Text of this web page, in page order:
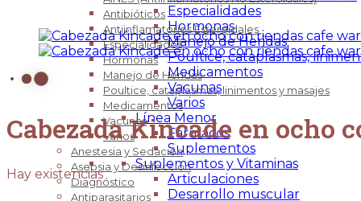
Especialidades
Hormonas
Manejo de Heridas
Poultice, cataplasmas,
Medicamentos
Vacunas
Varios
Línea Menor
Fármacos
Suplementos
Suplementos y Vitaminas
Articulaciones
Desarrollo muscular
Antibióticos
Antiinflamatorios Esteroidales
Especialidades
Hormonas
Manejo de Heridas
Poultice, cataplasmas, linimentos y masajes
Medicamentos
Vacunas
Varios
Anestesia y Sedación
Asepsia y Desinfección
Diagnóstico
Antiparasitarios
Cabezada Kincade en ocho
Hay existencias